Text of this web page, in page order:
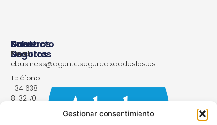
Gestionar consentimiento
Nuestros
Seguros
Seguro
Médico
Adeslas
Sobre
Nosotros
Aviso
Legal
Política
Contacto
Email:
ebusiness@agente.segurcaixaadeslas.es
Teléfono:
+34 638
81 32 70